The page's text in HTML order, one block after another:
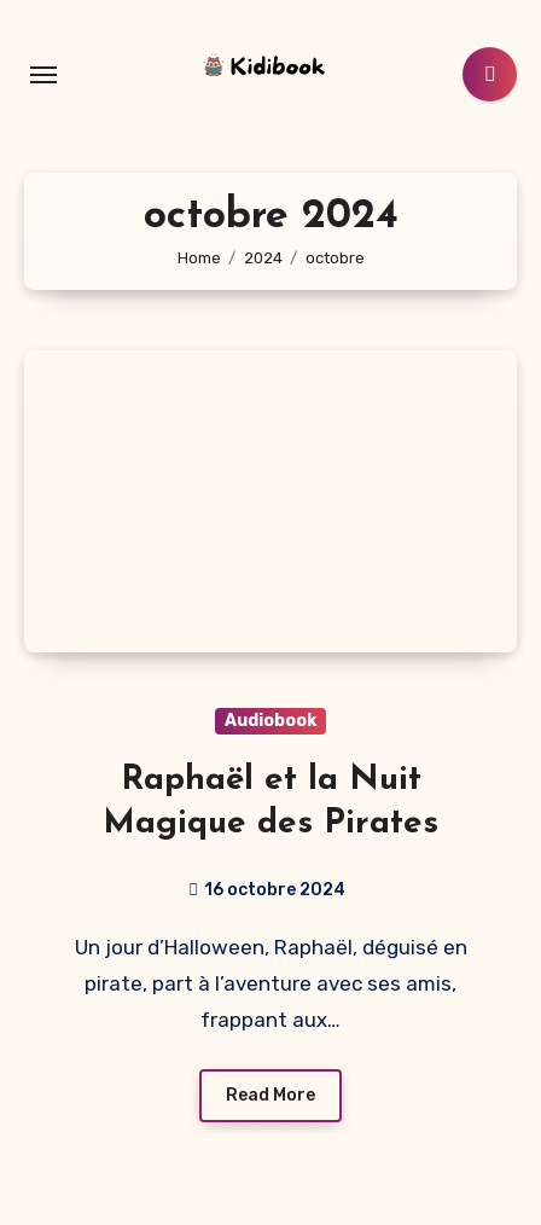
contenu
octobre 2024
Home 2024 octobre
Audiobook
Raphaël et la Nuit
Magique des Pirates
16 octobre 2024
Un jour d’Halloween, Raphaël, déguisé en
pirate, part à l’aventure avec ses amis,
frappant aux…
Read More